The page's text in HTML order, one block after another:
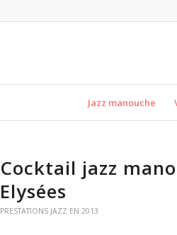
Jazz manouche
Cocktail jazz
Elysées
PRESTATIONS JAZZ EN 2013